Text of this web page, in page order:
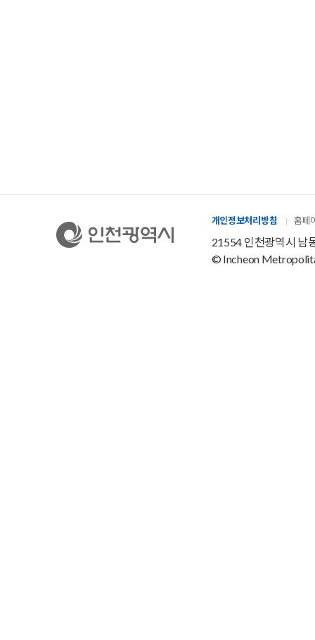
개인정보처리방침 홈페
21554 인천광역시 남
© Incheon